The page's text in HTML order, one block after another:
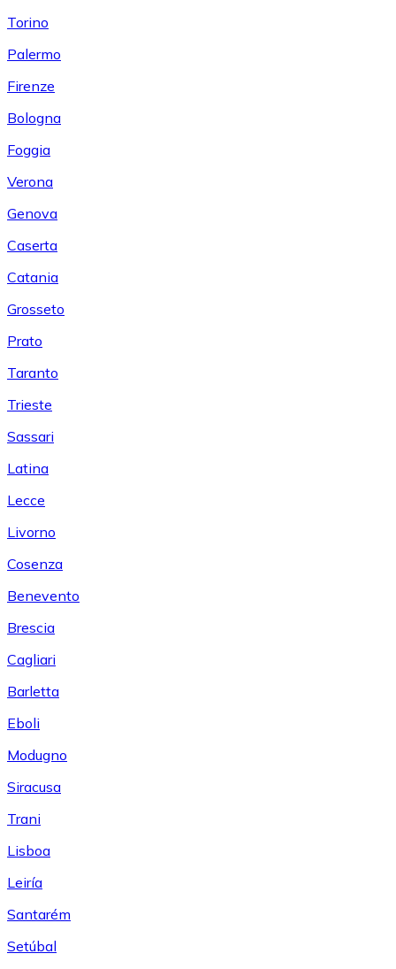
Torino
Palermo
Firenze
Bologna
Foggia
Verona
Genova
Caserta
Catania
Grosseto
Prato
Taranto
Trieste
Sassari
Latina
Lecce
Livorno
Cosenza
Benevento
Brescia
Cagliari
Barletta
Eboli
Modugno
Siracusa
Trani
Lisboa
Leiría
Santarém
Setúbal